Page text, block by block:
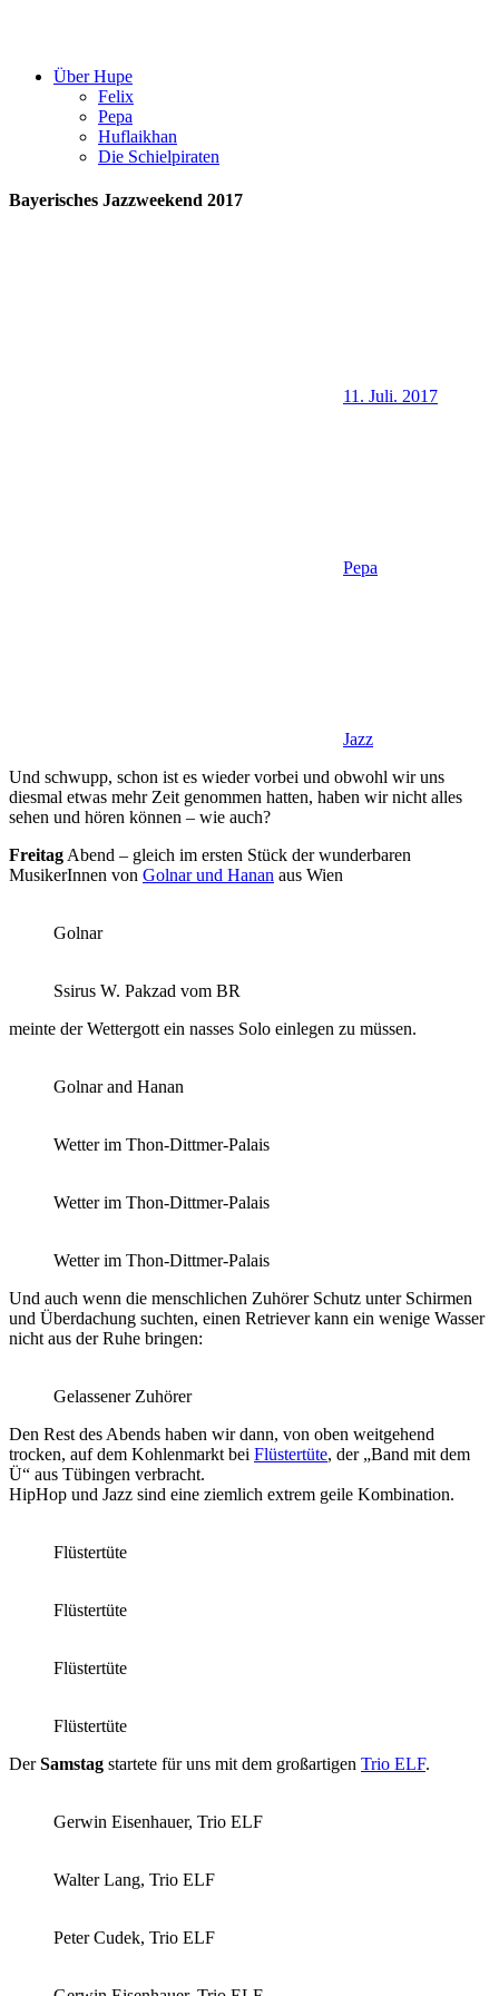
Über Hupe
Felix
Pepa
Huflaikhan
Die Schielpiraten
Bayerisches Jazzweekend 2017
11. Juli. 2017
Pepa
Jazz
Und schwupp, schon ist es wieder vorbei und obwohl wir uns
diesmal etwas mehr Zeit genommen hatten, haben wir nicht alles
sehen und hören können – wie auch?
Freitag Abend – gleich im ersten Stück der wunderbaren
MusikerInnen von Golnar und Hanan aus Wien
Golnar
Ssirus W. Pakzad vom BR
meinte der Wettergott ein nasses Solo einlegen zu müssen.
Golnar and Hanan
Wetter im Thon-Dittmer-Palais
Wetter im Thon-Dittmer-Palais
Wetter im Thon-Dittmer-Palais
Und auch wenn die menschlichen Zuhörer Schutz unter Schirmen
und Überdachung suchten, einen Retriever kann ein wenige Wasser
nicht aus der Ruhe bringen:
Gelassener Zuhörer
Den Rest des Abends haben wir dann, von oben weitgehend
trocken, auf dem Kohlenmarkt bei Flüstertüte, der „Band mit dem
Ü“ aus Tübingen verbracht.
HipHop und Jazz sind eine ziemlich extrem geile Kombination.
Flüstertüte
Flüstertüte
Flüstertüte
Flüstertüte
DerSamstag startete für uns mit dem großartigen Trio ELF.
Gerwin Eisenhauer, Trio ELF
Walter Lang, Trio ELF
Peter Cudek, Trio ELF